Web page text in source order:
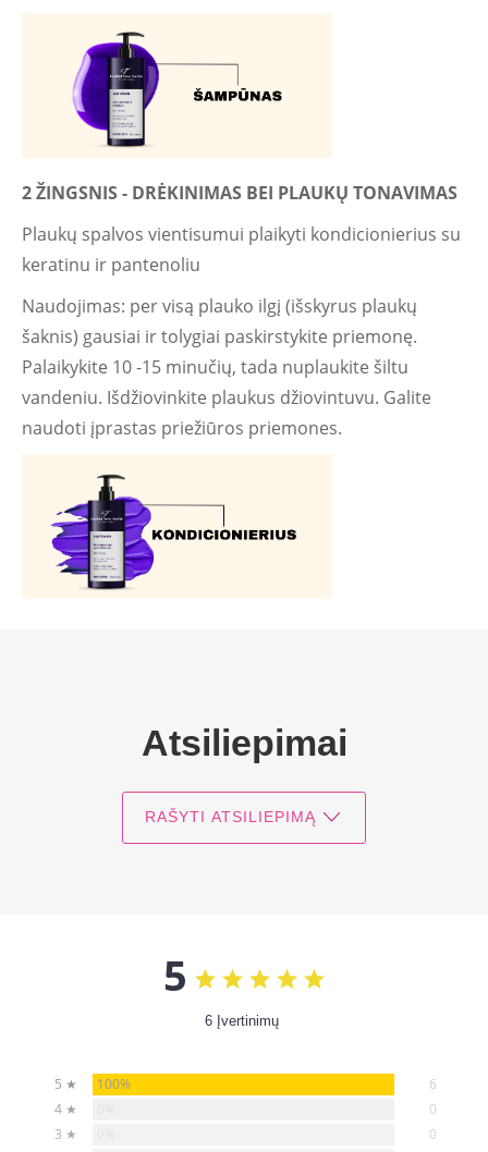
2 ŽINGSNIS - DRĖKINIMAS BEI PLAUKŲ TONAVIMAS
Plaukų spalvos vientisumui plaikyti kondicionierius su
keratinu ir pantenoliu
Naudojimas: per visą plauko ilgį (išskyrus plaukų
šaknis) gausiai ir tolygiai paskirstykite priemonę.
Palaikykite 10 -15 minučių, tada nuplaukite šiltu
vandeniu. Išdžiovinkite plaukus džiovintuvu. Galite
naudoti įprastas priežiūros priemones.
Atsiliepimai
RAŠYTI ATSILIEPIMĄ
5
6 Įvertinimų
5 ★ 100%
6
4 ★
0
3 ★
0